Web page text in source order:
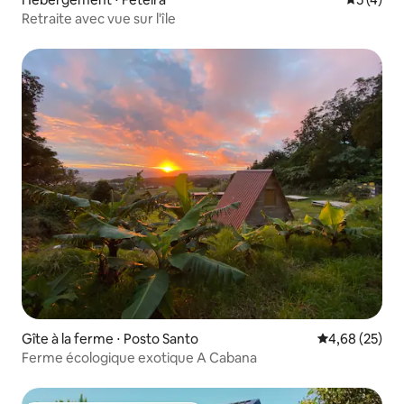
Retraite avec vue sur l'île
Gîte à la ferme ⋅ Posto Santo Évaluation
4,68 (25)
Ferme écologique exotique A Cabana